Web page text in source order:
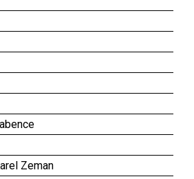
Zeman